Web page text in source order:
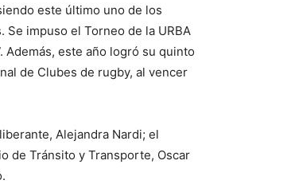
este último uno de los
impuso el Torneo de la URBA
Además, este año logró su quinto
de Clubes de rugby, al vencer
Alejandra Nardi; el
de Tránsito y Transporte, Oscar